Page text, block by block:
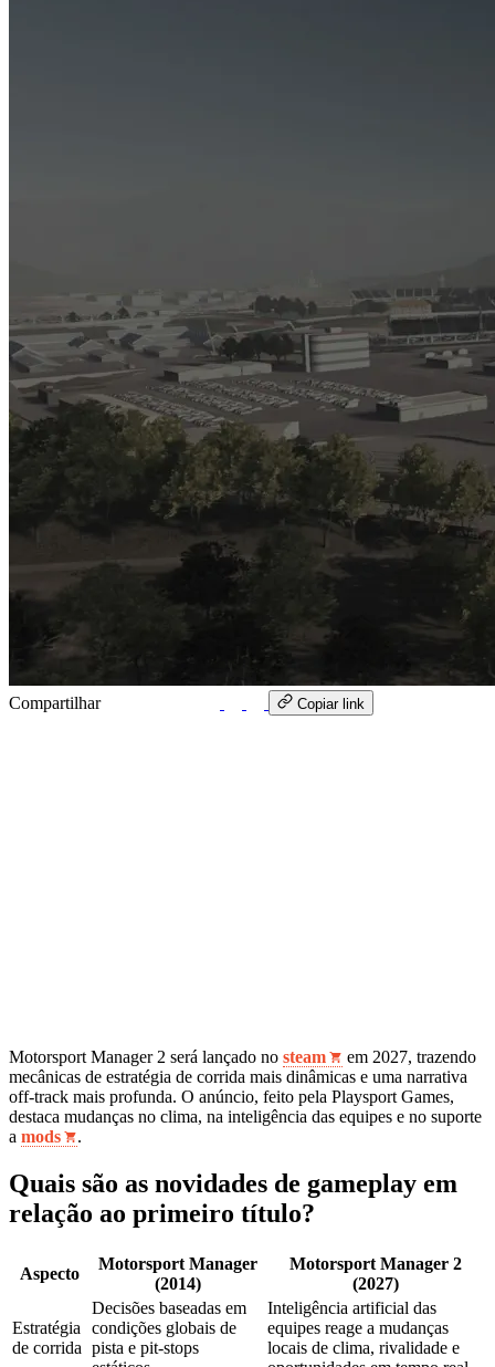
Compartilhar Copiar link
Motorsport Manager 2 será lançado no steam
em 2027, trazendo
mecânicas de estratégia de corrida mais dinâmicas e uma narrativa
off‑track mais profunda. O anúncio, feito pela Playsport Games,
destaca mudanças no clima, na inteligência das equipes e no suporte
a mods .
Quais são as novidades de gameplay em
relação ao primeiro título?
Aspecto
Motorsport Manager
(2014)
Motorsport Manager 2
(2027)
Estratégia
de corrida
Decisões baseadas em
condições globais de
pista e pit‑stops
Inteligência artificial das
equipes reage a mudanças
locais de clima, rivalidade e